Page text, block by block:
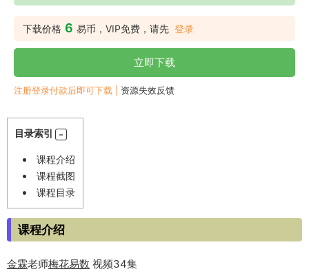
下载价格 6 易币，VIP免费，请先 登录
立即下载
注册登录付款后即可下载 | 资源失效反馈
目录索引
课程介绍
课程截图
课程目录
课程介绍
金霖老师梅花易数 视频34集